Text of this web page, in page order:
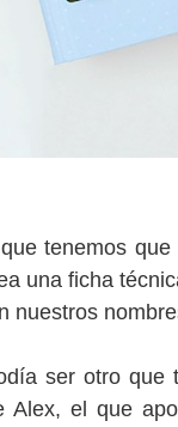
quetenemos
una ficha
nuestros
ser otro que
Alex, el que